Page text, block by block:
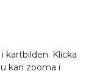
kartbilden. Klicka
kan zooma i